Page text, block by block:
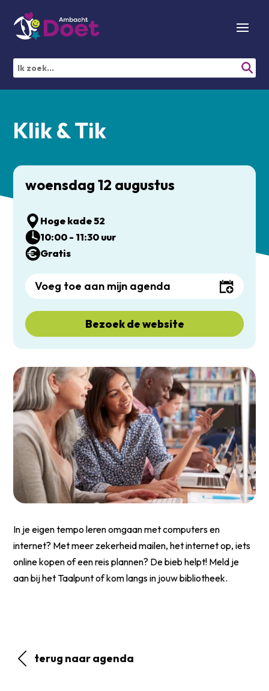
Klik & Tik
In je eigen tempo leren omgaan met computers en
internet? Met meer zekerheid mailen, het internet op, iets
online kopen of een reis plannen? De bieb helpt! Meld je
aan bij het Taalpunt of kom langs in jouw bibliotheek.
terug naar agenda
woensdag 12 augustus
Hoge kade 52
10:00 - 11:30 uur
Gratis
Voeg toe aan mijn agenda
Bezoek de website